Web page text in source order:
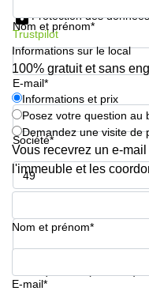
Nom et prénom*
E-mail*
Société*
Numéro de téléphone*
Protection des données
Trustpilot
Informations sur le local
100% gratuit et sans
Informations et prix
Posez votre question au
Demandez une visite de
Vous recevrez un e-
l'immeuble et les
Nom et prénom*
E-mail*